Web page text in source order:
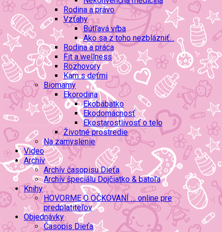
Rodina a právo
Vzťahy
Bútľavá vŕba
Ako sa z toho nezblázniť…
Rodina a práca
Fit a wellness
Rozhovory
Kam s deťmi
Biomamy
Ekorodina
Ekobábätko
Ekodomácnosť
Ekostarostlivosť o telo
Životné prostredie
Na zamyslenie
Video
Archív
Archív časopisu Dieťa
Archív špeciálu Dojčiatko & batoľa
Knihy
HOVORME O OČKOVANÍ … online pre
predplatiteľov
Objednávky
Časopis Dieťa